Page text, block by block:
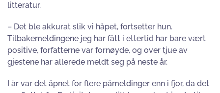
litteratur.
– Det ble akkurat slik vi håpet, fortsetter hun.
Tilbakemeldingene jeg har fått i ettertid har bare vært
positive, forfatterne var fornøyde, og over tjue av
gjestene har allerede meldt seg på neste år.
I år var det åpnet for flere påmeldinger enn i fjor, da det